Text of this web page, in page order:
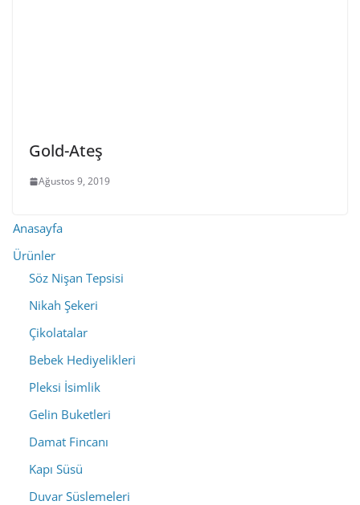
Gold-Ateş
Ağustos 9, 2019
Anasayfa
Ürünler
Söz Nişan Tepsisi
Nikah Şekeri
Çikolatalar
Bebek Hediyelikleri
Pleksi İsimlik
Gelin Buketleri
Damat Fincanı
Kapı Süsü
Duvar Süslemeleri